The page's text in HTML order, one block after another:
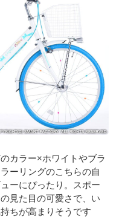
カラー×ホワイトやブラ
ーリングのこちらの自
ーにぴったり。スポー
見た目の可愛さで、い
ちが高まりそうです